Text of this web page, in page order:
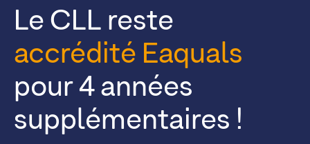
Le CLL reste
accrédité Eaquals
pour 4 années
supplémentaires !